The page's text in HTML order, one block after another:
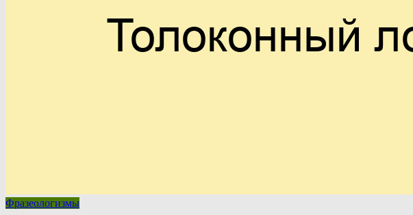
Фразеологизмы